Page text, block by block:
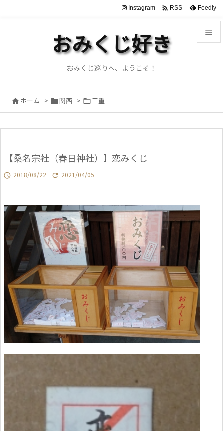

サイド
Instagram  RSS Feedly
おみくじ好き
おみくじ巡りへ、ようこそ！
 ホーム > 関西 > 三重
【桑名宗社（春日神社）】恋みくじ
 2018/08/22  2021/04/05